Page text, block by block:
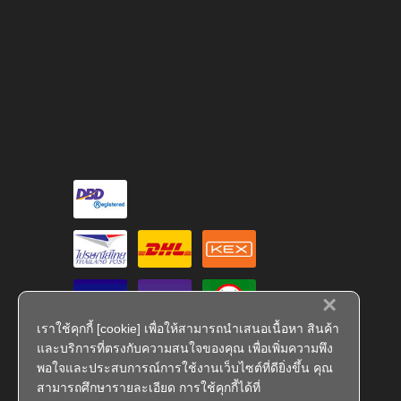
×
เราใช้คุกกี้ [cookie] เพื่อให้สามารถนำเสนอเนื้อหา สินค้า
และบริการที่ตรงกับความสนใจของคุณ เพื่อเพิ่มความพึง
พอใจและประสบการณ์การใช้งานเว็บไซต์ที่ดียิ่งขึ้น คุณ
สามารถศึกษารายละเอียด การใช้คุกกี้ได้ที่